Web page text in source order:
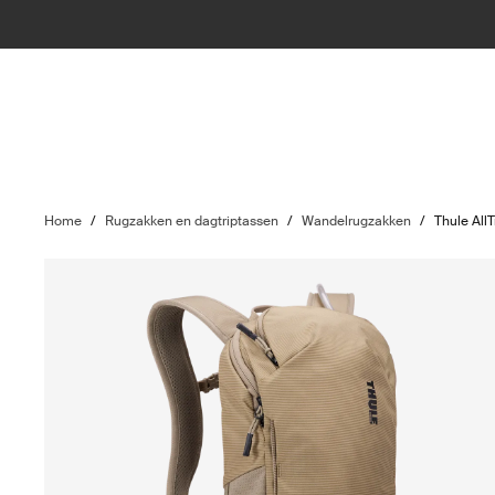
Home / Rugzakken en dagtriptassen / Wandelrugzakken / Thule